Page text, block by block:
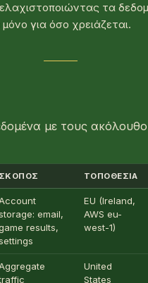
τα
για όσο χρειάζεται.
με τους
ΣΚΟΠΌΣ ΤΟΠΟΘΕΣΊΑ
email,
results,
EU (Ireland,
AWS eu-
west-1)
United
States